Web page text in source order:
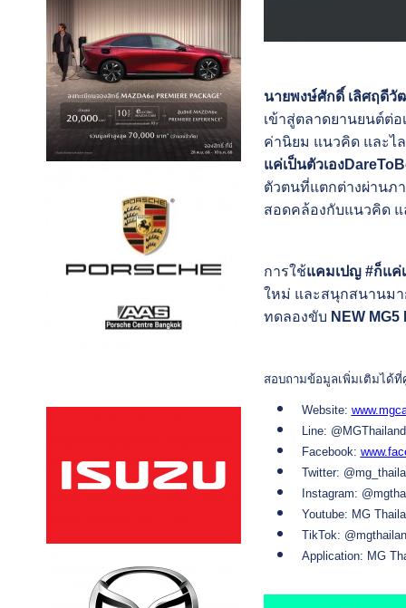
นายพงษ์ศักดิ์ เลิศฤดีวั
เข้าสู่ตลาดยานยนต์ต่
ค่านิยม แนวคิด และไ
แค่เป็นตัวเอง
ตัวตนที่แตกต่างผ่านภ
สอดคล้องกับแนวคิด
การใช้แคมเปญ #ก็แค่
ใหม่ และสนุกสนานมา
ทดลองขับ NEW MG5
สอบถามข้อมูลเพิ่มเติมได้ที่
Website:
Line: @MGThailand
Facebook:
Twitter:
Instagram:
Youtube: MG
TikTok:
Application: MG